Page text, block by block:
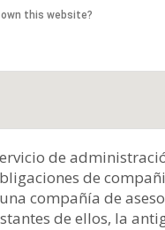
own this website?
de
de
compañía de
de ellos, la